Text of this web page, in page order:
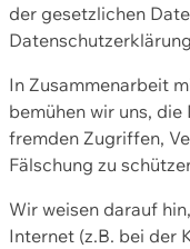
der gesetzlichen
In Zusammenarbeit
bemühen wir uns,
fremden Zugriffen,
Fälschung zu
Wir weisen darauf
Internet (z.B. bei der